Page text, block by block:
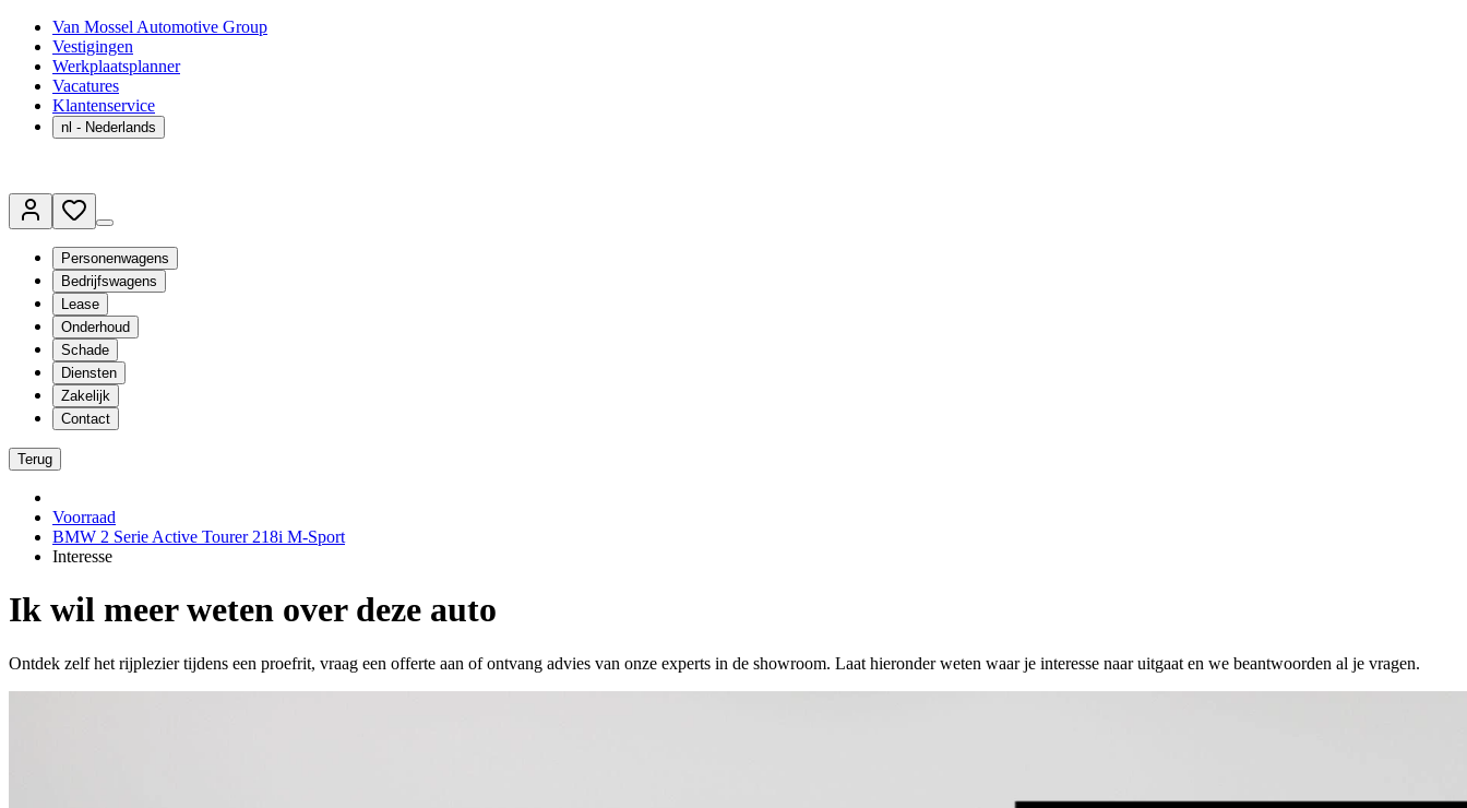
Van Mossel Automotive Group
Vestigingen
Werkplaatsplanner
Vacatures
Klantenservice
nl - Nederlands
Personenwagens
Bedrijfswagens
Lease
Onderhoud
Schade
Diensten
Zakelijk
Contact
Terug
Voorraad
BMW 2 Serie Active Tourer 218i M-Sport
Interesse
Ik wil meer weten over deze auto
Ontdek zelf het rijplezier tijdens een proefrit, vraag een offerte aan of ontvang advies van onze experts in de showroom. Laat hieronder weten waar je interesse naar uitgaat en we beantwoorden al je vragen.